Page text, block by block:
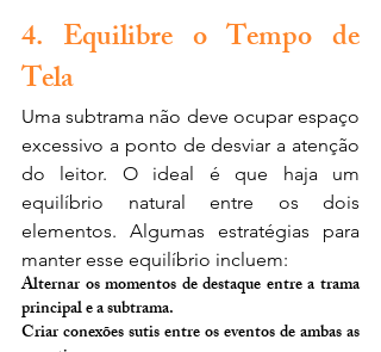
4. Equilibre o Tempo de
Tela
Uma subtrama não deve ocupar espaço
excessivo a ponto de desviar a atenção
do leitor. O ideal é que haja um
equilíbrio natural entre os dois
elementos. Algumas estratégias para
manter esse equilíbrio incluem:
Alternar os momentos de destaque entre a trama
principal e a subtrama.
Criar conexões sutis entre os eventos de ambas as